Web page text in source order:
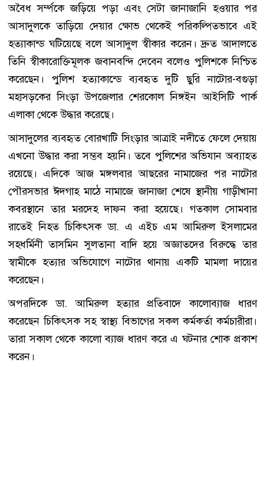
অবৈধ সর্ম্পকে জড়িয়ে পড়া এবং সেটা জানাজানি হওয়ার পর
আসাদুলকে তাড়িয়ে দেয়ার ক্ষোভ থেকেই পরিকল্পিতভাবে এই
হত্যাকান্ড ঘটিয়েছে বলে আসাদুল স্বীকার করেন। দ্রুত আদালতে
তিনি স্বীকারোক্তিমূলক জবানবন্দি দেবেন বলেও পুলিশকে নিশ্চিত
করেছেন। পুলিশ হত্যাকান্ডে ব্যবহৃত দুটি ছুরি নাটোর-বগুড়া
মহাসড়কের সিংড়া উপজেলার শেরকোল নিঙ্গইন আইসিটি পার্ক
এলাকা থেকে উদ্ধার করেছে।
আসাদুলের ব্যবহৃত বোরখাটি সিংড়ার আত্রাই নদীতে ফেলে দেয়ায়
এখনো উদ্ধার করা সম্ভব হয়নি। তবে পুলিশের অভিযান অব্যাহত
রয়েছে। এদিকে আজ মঙ্গলবার আছরের নামাজের পর নাটোর
পৌরসভার ঈদগাহ মাঠে নামাজে জানাজা শেষে স্থানীয় গাড়ীখানা
কবরস্থানে তার মরদেহ দাফন করা হয়েছে। গতকাল সোমবার
রাতেই নিহত চিকিৎসক ডা. এ এইচ এম আমিরুল ইসলামের
সহধর্মিনী তাসমিন সুলতানা বাদি হয়ে অজ্ঞাতদের বিরুদ্ধে তার
স্বামীকে হত্যার অভিযোগে নাটোর থানায় একটি মামলা দায়ের
করেছেন।
অপরদিকে ডা. আমিরুল হত্যার প্রতিবাদে কালোব্যাজ ধারণ
করেছেন চিকিৎসক সহ স্বাস্থ্য বিভাগের সকল কর্মকর্তা কর্মচারীরা।
তারা সকাল থেকে কালো ব্যাজ ধারণ করে এ ঘটনার শোক প্রকাশ
করেন।